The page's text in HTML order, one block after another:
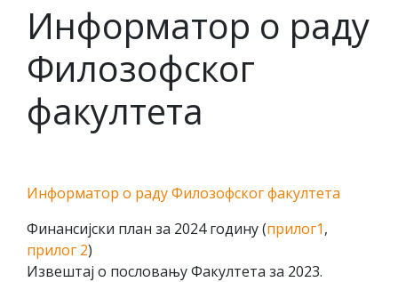
Информатор о раду
Филозофског
факултета
Информатор о раду Филозофског факултета
Финансијски план за 2024 годину (прилог1,
прилог 2)
Извештај о пословању Факултета за 2023.